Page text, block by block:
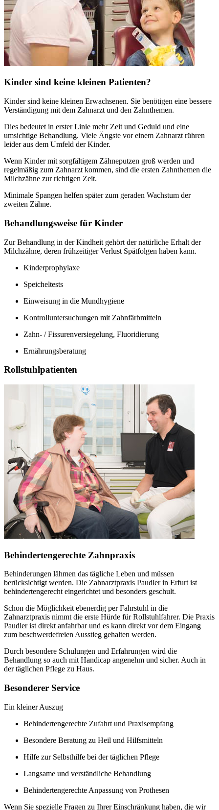
Kinder sind keine kleinen Patienten?
Kinder sind keine kleinen Erwachsenen. Sie benötigen eine bessere
Verständigung mit dem Zahnarzt und den Zahnthemen.
Dies bedeutet in erster Linie mehr Zeit und Geduld und eine
umsichtige Behandlung. Viele Ängste vor einem Zahnarzt rühren
leider aus dem Umfeld der Kinder.
Wenn Kinder mit sorgfältigem Zähneputzen groß werden und
regelmäßig zum Zahnarzt kommen, sind die ersten Zahnthemen die
Milchzähne zur richtigen Zeit.
Minimale Spangen helfen später zum geraden Wachstum der
zweiten Zähne.
Behandlungsweise für Kinder
Zur Behandlung in der Kindheit gehört der natürliche Erhalt der
Milchzähne, deren frühzeitiger Verlust Spätfolgen haben kann.
Kinderprophylaxe
Speicheltests
Einweisung in die Mundhygiene
Kontrolluntersuchungen mit Zahnfärbmitteln
Zahn- / Fissurenversiegelung, Fluoridierung
Ernährungsberatung
Rollstuhlpatienten
Behindertengerechte Zahnpraxis
Behinderungen lähmen das tägliche Leben und müssen
berücksichtigt werden. Die Zahnarztpraxis Paudler in Erfurt ist
behindertengerecht eingerichtet und besonders geschult.
Schon die Möglichkeit ebenerdig per Fahrstuhl in die
Zahnarztpraxis nimmt die erste Hürde für Rollstuhlfahrer. Die Praxis
Paudler ist direkt anfahrbar und es kann direkt vor dem Eingang
zum beschwerdefreien Ausstieg gehalten werden.
Durch besondere Schulungen und Erfahrungen wird die
Behandlung so auch mit Handicap angenehm und sicher. Auch in
der täglichen Pflege zu Haus.
Besonderer Service
Ein kleiner Auszug
Behindertengerechte Zufahrt und Praxisempfang
Besondere Beratung zu Heil und Hilfsmitteln
Hilfe zur Selbsthilfe bei der täglichen Pflege
Langsame und verständliche Behandlung
Behindertengerechte Anpassung von Prothesen
Wenn Sie spezielle Fragen zu Ihrer Einschränkung haben, die wir